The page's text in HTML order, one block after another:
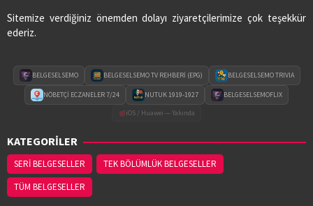
Sitemize verdiğiniz önemden dolayı ziyaretçilerimize çok teşekkür
ederiz.
BELGESELSEMO BELGESELSEMO TV REHBERİ (EPG) BELGESELSEMO TRIVIA
NÖBETÇİ ECZANELER 7/24 NUTUK 1919-1927
BELGESELSEMOFLIX
iOS / Huawei — Yakında
KATEGORİLER
SERİ BELGESELLER
TEK BÖLÜMLÜK BELGESELLER
TÜM BELGESELLER